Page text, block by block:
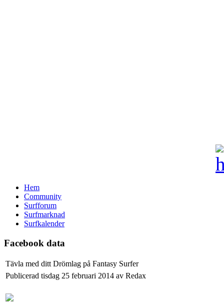
Hem
Community
Surfforum
Surfmarknad
Surfkalender
Facebook data
Tävla med ditt Drömlag på Fantasy Surfer
Publicerad tisdag 25 februari 2014 av Redax